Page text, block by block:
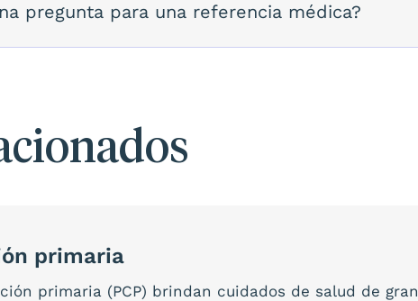
pregunta para una referencia médica?
primaria
primaria (PCP) brindan cuidados de salud de gran